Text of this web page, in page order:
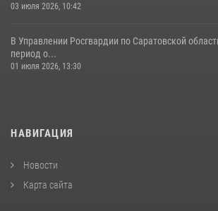
03 июля 2026, 10:42
В Управлении Росгвардии по Саратовской
период о...
01 июля 2026, 13:30
НАВИГАЦИЯ
Новости
Карта сайта